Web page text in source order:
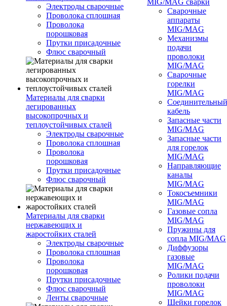
Электроды сварочные
Проволока сплошная
Проволока
порошковая
Прутки присадочные
Флюс сварочный
Материалы для сварки
легированных
высокопрочных и
теплоустойчивых сталей
Электроды сварочные
Проволока сплошная
Проволока
порошковая
Прутки присадочные
Флюс сварочный
Материалы для сварки
нержавеющих и
жаростойких сталей
Электроды сварочные
Проволока сплошная
Проволока
порошковая
Прутки присадочные
Флюс сварочный
Ленты сварочные
MIG/MAG сварки
Сварочные
аппараты
MIG/MAG
Механизмы
подачи
проволоки
MIG/MAG
Сварочные
горелки
MIG/MAG
Соединительный
кабель
Запасные части
MIG/MAG
Запасные части
для горелок
MIG/MAG
Направляющие
каналы
MIG/MAG
Токосъемники
MIG/MAG
Газовые сопла
MIG/MAG
Пружины для
сопла MIG/MAG
Диффузоры
газовые
MIG/MAG
Ролики подачи
проволоки
MIG/MAG
Шейки горелок